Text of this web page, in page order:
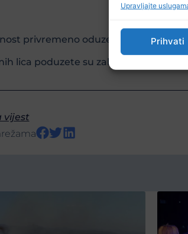
Upravljajte
Prihvati
privremeno oduzete robe iznosi
lica poduzete su zakonom
vijest